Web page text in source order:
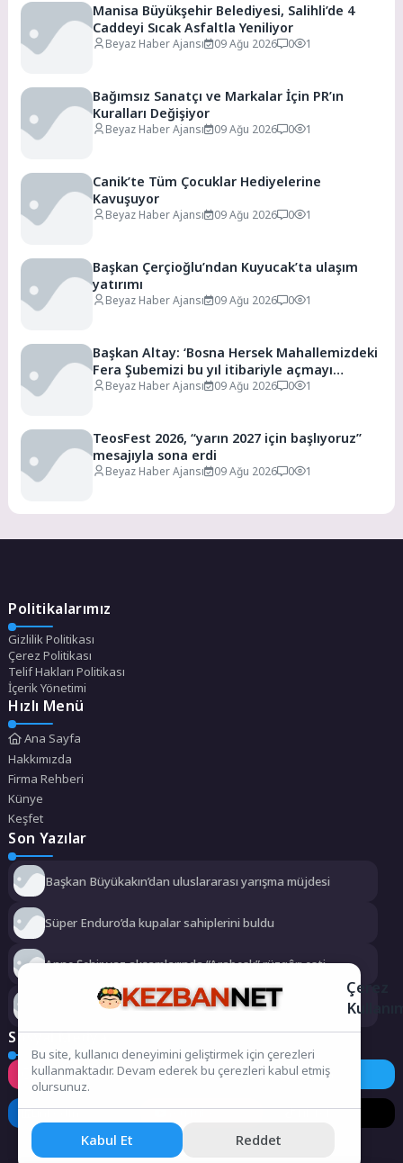
Manisa Büyükşehir Belediyesi, Salihli’de 4
Caddeyi Sıcak Asfaltla Yeniliyor
Beyaz Haber Ajansı 09 Ağu 2026 0 1
Bağımsız Sanatçı ve Markalar İçin PR’ın
Kuralları Değişiyor
Beyaz Haber Ajansı 09 Ağu 2026 0 1
Canik’te Tüm Çocuklar Hediyelerine
Kavuşuyor
Beyaz Haber Ajansı 09 Ağu 2026 0 1
Başkan Çerçioğlu’ndan Kuyucak’ta ulaşım
yatırımı
Beyaz Haber Ajansı 09 Ağu 2026 0 1
Başkan Altay: ‘Bosna Hersek Mahallemizdeki
Fera Şubemizi bu yıl itibariyle açmayı
planlıyoruz’
Beyaz Haber Ajansı 09 Ağu 2026 0 1
TeosFest 2026, “yarın 2027 için başlıyoruz”
mesajıyla sona erdi
Beyaz Haber Ajansı 09 Ağu 2026 0 1
Politikalarımız
Gizlilik Politikası
Çerez Politikası
Telif Hakları Politikası
İçerik Yönetimi
Hızlı Menü
Ana Sayfa
Hakkımızda
Firma Rehberi
Künye
Keşfet
Son Yazılar
Başkan Büyükakın’dan uluslararası yarışma müjdesi
Süper Enduro’da kupalar sahiplerini buldu
Anne Şehir yaz akşamlarında “Arabesk” rüzgârı esti
Didim Belediyesi dayanışmayı büyütüyor
Sosyal Medya
Instagram Facebook Twitter
LinkedIn YouTube TikTok
Çerez
Bu site, kullanıcı deneyimini geliştirmek için çerezleri
kullanmaktadır. Devam ederek bu çerezleri kabul etmiş
olursunuz.
Kabul Et Reddet